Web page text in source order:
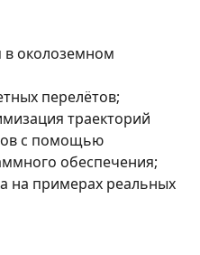
в околоземном
перелётов;
траекторий
с помощью
обеспечения;
на примерах реальных